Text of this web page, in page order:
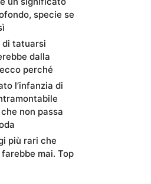
specie se
di tatuarsi
dalla
perché
l’infanzia di
non passa
più rari che
mai. Top